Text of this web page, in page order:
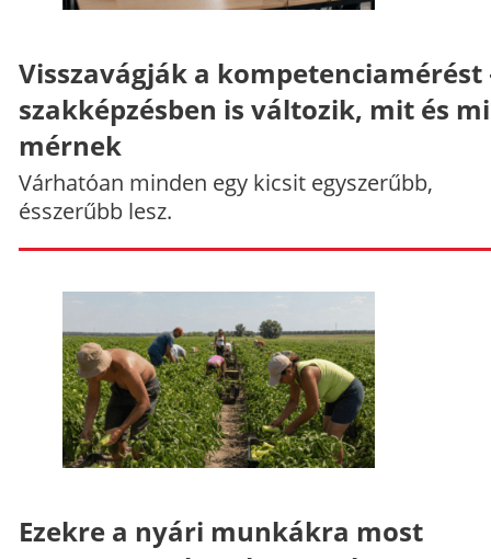
Visszavágják a kompetenciamérést
szakképzésben is változik, mit és
mérnek
Várhatóan minden egy kicsit egyszerűbb,
ésszerűbb lesz.
Ezekre a nyári munkákra most